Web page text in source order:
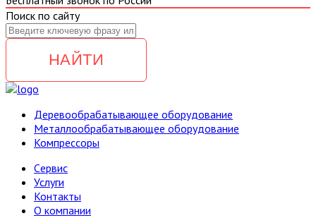
Поиск по сайту
НАЙТИ
Деревообрабатывающее оборудование
Металлообрабатывающее оборудование
Компрессоры
Cервис
Услуги
Контакты
О компании